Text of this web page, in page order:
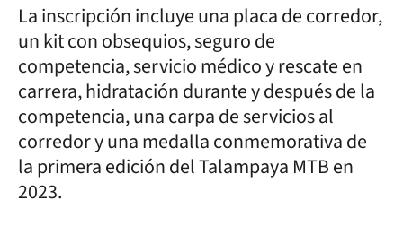
La inscripción incluye una placa de corredor,
un kit con obsequios, seguro de
competencia, servicio médico y rescate en
carrera, hidratación durante y después de la
competencia, una carpa de servicios al
corredor y una medalla conmemorativa de
la primera edición del Talampaya MTB en
2023.